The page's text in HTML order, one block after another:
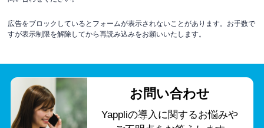
広告をブロックしているとフォームが表示されないことがあります。お手数で
すが表示制限を解除してから再読み込みをお願いいたします。
お問い合わせ
Yappliの導入に関するお悩みや